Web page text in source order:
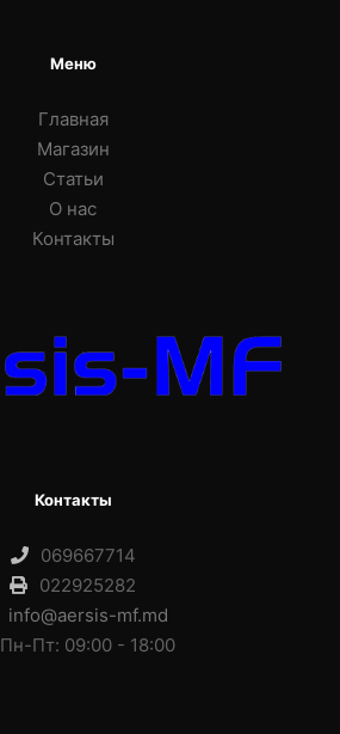
Меню
Главная
Магазин
Статьи
О нас
Контакты
Контакты
069667714
022925282
info@aersis-mf.md
Пн-Пт: 09:00 - 18:00